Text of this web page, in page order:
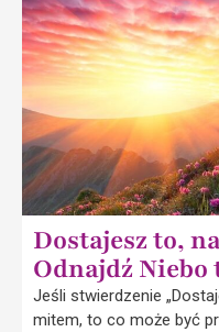
Dostajesz to,
Odnajdź
Jeśli stwierdzenie
mitem, to co może być